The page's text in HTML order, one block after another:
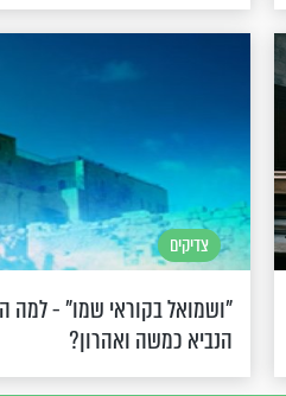
צדיקים
"ושמואל בקוראי שמו" - למה
הנביא כמשה ואהרון?